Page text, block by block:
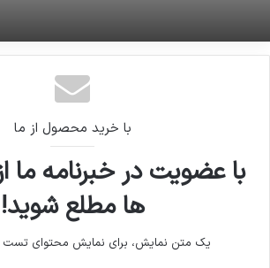
با خرید محصول از ما
با عضویت در خبرنامه ما
ها مطلع شوید!
یک متن نمایش، برای نمایش محتوای